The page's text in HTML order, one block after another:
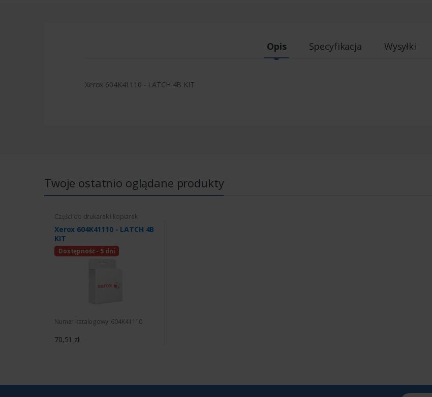
Opis Specyfikacja Wysyłki
Xerox 604K41110 - LATCH 4B KIT
Twoje ostatnio oglądane produkty
Części do drukarek i kopiarek
Xerox 604K41110 - LATCH 4B
KIT
Dostępność - 5 dni
Numer katalogowy: 604K41110
70,51 zł